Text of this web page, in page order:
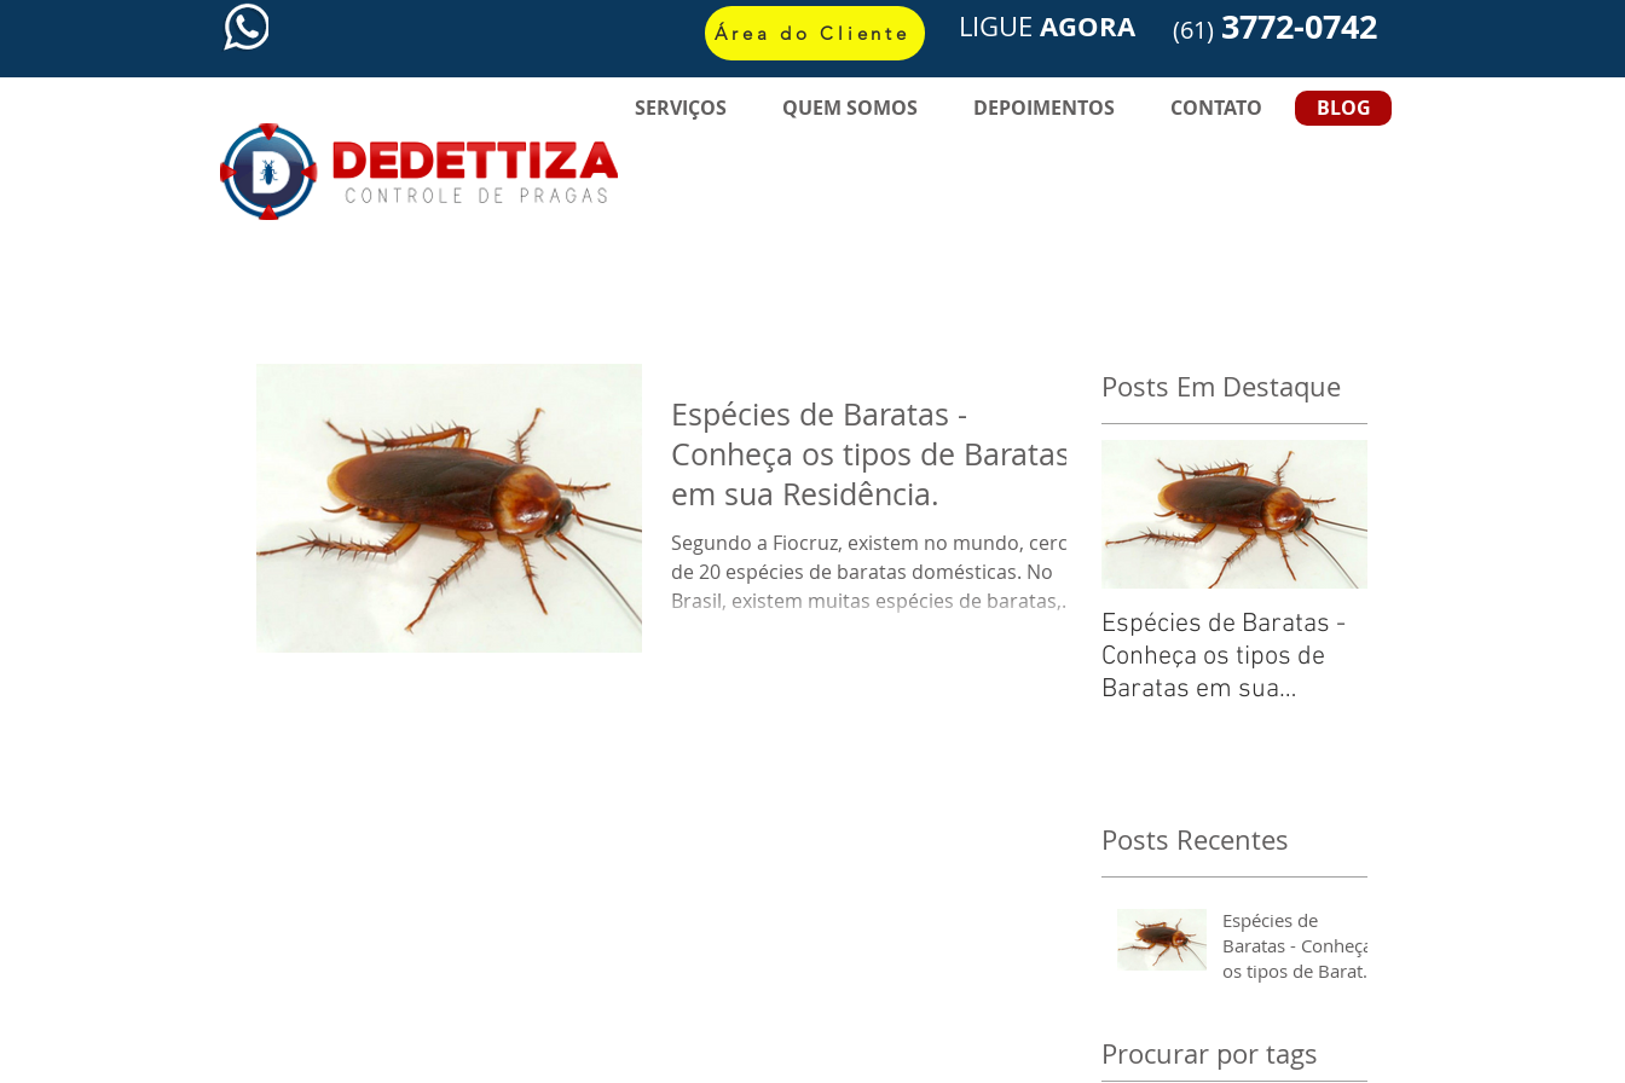
Área do Cliente (61) 3772-0742
LIGUE AGORA
SERVIÇOS QUEM SOMOS DEPOIMENTOS CONTATO BLOG
Espécies de Baratas -
Conheça os tipos de Baratas
em sua Residência.
Segundo a Fiocruz, existem no mundo, cerca
de 20 espécies de baratas domésticas. No
Brasil, existem muitas espécies de baratas,
Posts Em Destaque
Espécies de Baratas -
Conheça os tipos de
Baratas em sua
Posts Recentes
Espécies de
Baratas - Conheça
os tipos de Baratas
Procurar por tags